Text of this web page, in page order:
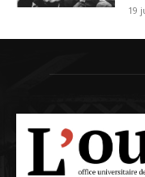
19